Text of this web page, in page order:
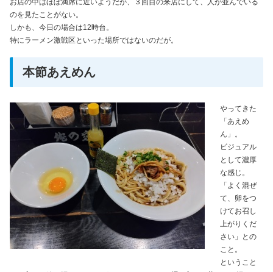
お店の中はほぼ満席に近いようだが、３回目の来店にして、人が並んでいる
のを見たことがない。
しかも、今日の場合は12時台。
特にラーメン激戦区といった場所ではないのだが。
本節あえめん
やってきた
「あえめ
ん」。
ビジュアル
として濃厚
な感じ。
「よく混ぜ
て、卵をつ
けてお召し
上がりくだ
さい」との
こと。
ということ